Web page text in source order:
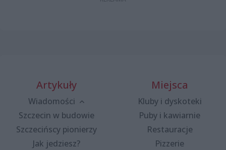
Artykuły
Wiadomości
Szczecin w budowie
Szczecińscy pionierzy
Jak jedziesz?
Miejsca
Kluby i dyskoteki
Puby i kawiarnie
Restauracje
Pizzerie